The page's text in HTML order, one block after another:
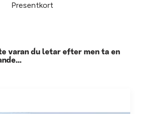
Presentkort
varan du letar efter men ta en